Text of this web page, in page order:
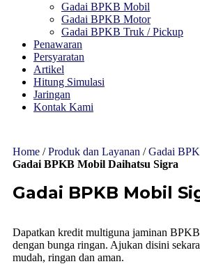
Gadai BPKB Mobil
Gadai BPKB Motor
Gadai BPKB Truk / Pickup
Penawaran
Persyaratan
Artikel
Hitung Simulasi
Jaringan
Kontak Kami
Home /Produk dan Layanan /Gadai
Gadai BPKB Mobil Daihatsu Sigra
Gadai BPKB Mobil
Dapatkan kredit multiguna jaminan
dengan bunga ringan. Ajukan disini
mudah, ringan dan aman.